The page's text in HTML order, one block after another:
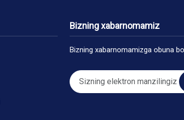
Bizning xabarnomamiz
Bizning xabarnomamizga obuna